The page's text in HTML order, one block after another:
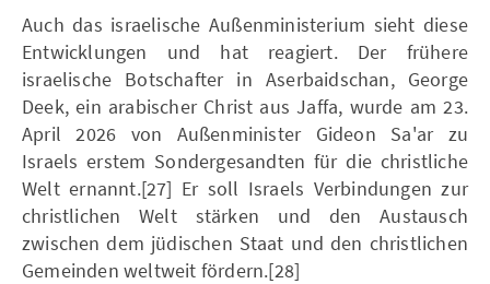
Auch das israelische Außenministerium sieht diese
Entwicklungen und hat reagiert. Der frühere
israelische Botschafter in Aserbaidschan, George
Deek, ein arabischer Christ aus Jaffa, wurde am 23.
April 2026 von Außenminister Gideon Sa'ar zu
Israels erstem Sondergesandten für die christliche
Welt ernannt.[27] Er soll Israels Verbindungen zur
christlichen Welt stärken und den Austausch
zwischen dem jüdischen Staat und den christlichen
Gemeinden weltweit fördern.[28]